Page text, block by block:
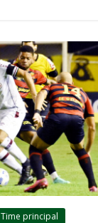
Time principal